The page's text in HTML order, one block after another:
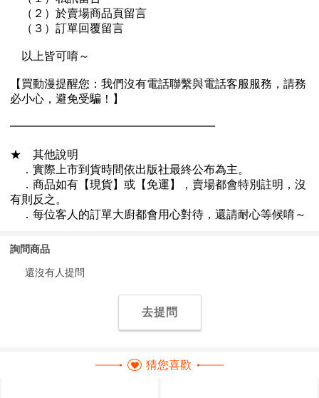
詢問商品
還沒有人提問
去提問
猜您喜歡